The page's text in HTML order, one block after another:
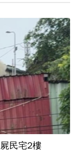
民宅2樓